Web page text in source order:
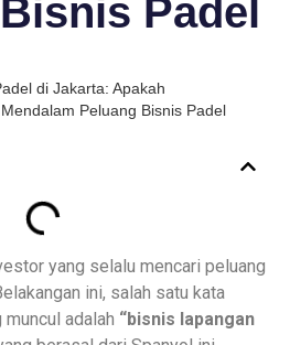
Padel
di Jakarta: Apakah
Peluang Bisnis Padel
yang selalu mencari peluang
ini, salah satu kata
adalah “bisnis lapangan